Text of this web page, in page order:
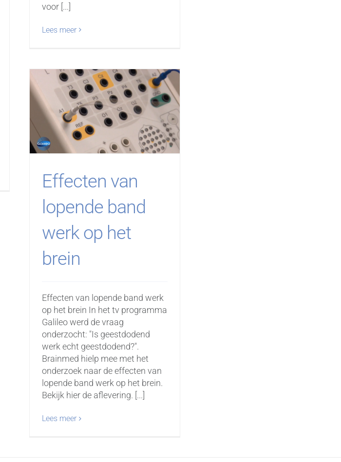
voor [...]
Lees meer
Effecten van
lopende band
werk op het
brein
Effecten van lopende band werk
op het brein In het tv programma
Galileo werd de vraag
onderzocht: "Is geestdodend
werk echt geestdodend?".
Brainmed hielp mee met het
onderzoek naar de effecten van
lopende band werk op het brein.
Bekijk hier de aflevering. [...]
Lees meer